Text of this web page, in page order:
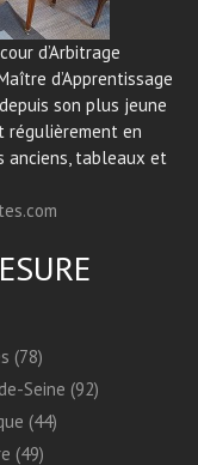
d’Arbitrage
d’Apprentissage
son plus jeune
régulièrement en
anciens, tableaux et
(78)
Seine (92)
(44)
(49)